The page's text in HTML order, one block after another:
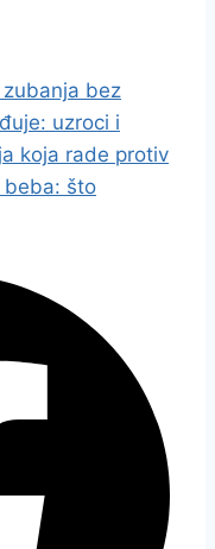
bez
uzroci i
koja rade protiv
beba: što